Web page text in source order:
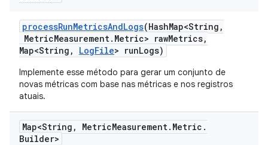
processRunMetricsAndLogs(HashMap<String ,
MetricMeasurement. Metric> rawMetrics,
Map<String , LogFile> runLogs)
Implemente esse método para gerar um conjunto de
novas métricas com base nas métricas e nos registros
atuais.
Map<String , MetricMeasurement. Metric .
Builder>